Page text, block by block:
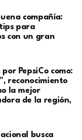
compañía:
para
con un gran
PepsiCo como:
reconocimiento
la mejor
de la región,
busca